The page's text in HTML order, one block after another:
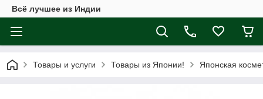
Всё лучшее из Индии
Товары и услуги Товары из Японии! Японская